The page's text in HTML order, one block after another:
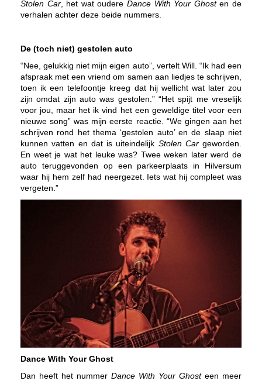
Stolen Car, het wat oudereDance With Your Ghosten de
verhalen achter deze beide nummers.
De (toch niet) gestolen auto
“Nee, gelukkig niet mijn eigen auto”, vertelt Will. “Ik had een
afspraak met een vriend om samen aan liedjes te schrijven,
toen ik een telefoontje kreeg dat hij wellicht wat later zou
zijn omdat zijn auto was gestolen.” “Het spijt me vreselijk
voor jou, maar het ik vind het een geweldige titel voor een
nieuwe song” was mijn eerste reactie. “We gingen aan het
schrijven rond het thema ‘gestolen auto’ en de slaap niet
kunnen vatten en dat is uiteindelijk Stolen Cargeworden.
En weet je wat het leuke was? Twee weken later werd de
auto teruggevonden op een parkeerplaats in Hilversum
waar hij hem zelf had neergezet. Iets wat hij compleet was
vergeten.”
Dance With Your Ghost
Dan heeft het nummer Dance With Your Ghosteen meer